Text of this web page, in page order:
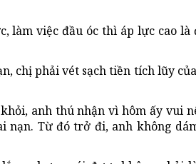
làm việc đầu óc thì áp lực cao là
chị phải vét sạch tiền tích lũy
anh thú nhận vì hôm ấy vui
nạn. Từ đó trở đi, anh không